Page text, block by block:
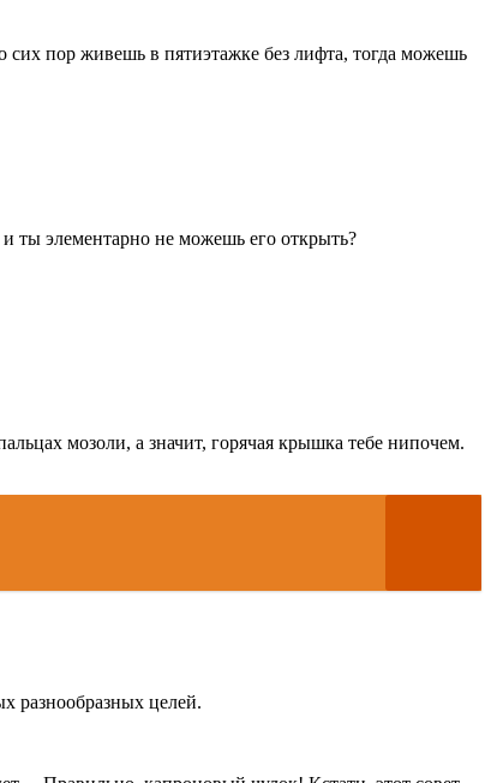
сих пор живешь в пятиэтажке без лифта, тогда можешь
и ты элементарно не можешь его открыть?
мозоли, а значит, горячая крышка тебе нипочем.
разнообразных целей.